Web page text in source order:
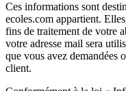
Ces informations sont
ecoles.com appartient.
fins de traitement de votre
votre adresse mail sera
que vous avez demandées
client.